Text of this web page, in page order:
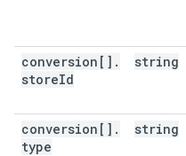
conversion[] .
storeId
string
conversion[] .
type
string